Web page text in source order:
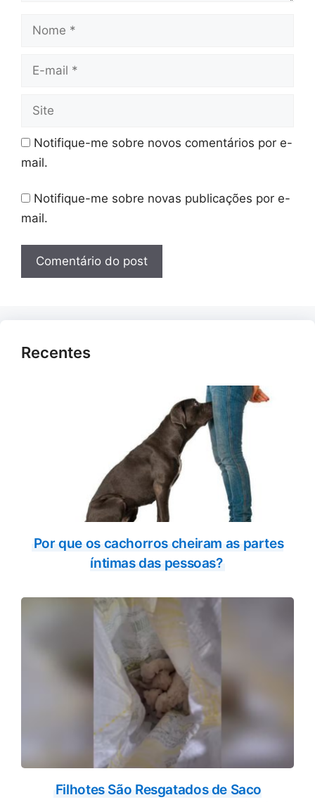
Nome
Site
Notifique-me sobre novos comentários por e-
mail.
Notifique-me sobre novas publicações por e-
mail.
Recentes
Por que os cachorros cheiram as partes
íntimas das pessoas?
Filhotes São Resgatados de Saco